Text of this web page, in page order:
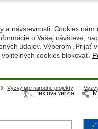
návštevnosti. Cookies nám
o Vašej návšteve,
údajov. Výberom „Prijať
cookies blokovať.
Textová verzia
Výzvy pre národné projekty